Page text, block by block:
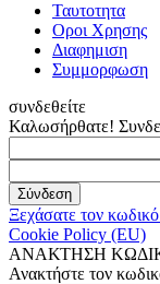
Ταυτοτητα
Οροι Χρησης
Διαφημιση
Συμμορφωση
συνδεθείτε
Καλωσήρθατε!
Ξεχάσατε τον
Cookie Policy (EU)
ΑΝΑΚΤΗΣΗ
Ανακτήστε τον